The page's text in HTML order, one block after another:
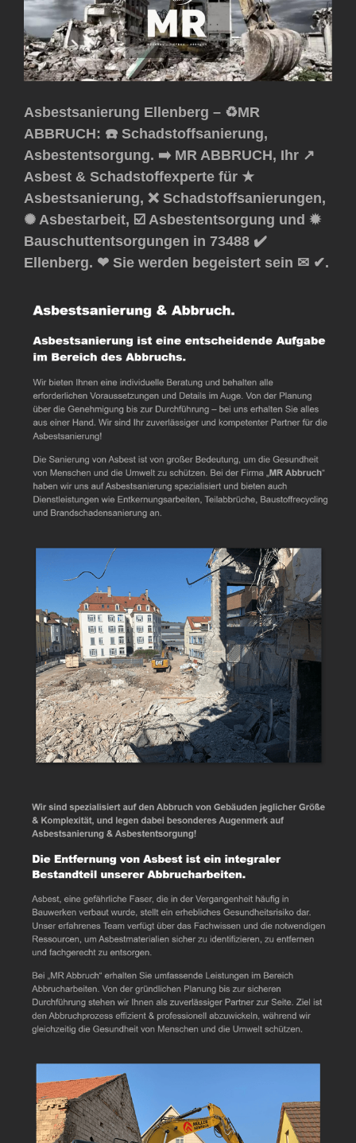
Asbestsanierung Ellenberg – ♻️MR
ABBRUCH: ☎️ Schadstoffsanierung,
Asbestentsorgung. ➡️ MR ABBRUCH, Ihr ↗️
Asbest & Schadstoffexperte für ★
Asbestsanierung, ❌ Schadstoffsanierungen,
✺ Asbestarbeit, ☑️ Asbestentsorgung und ✹
Bauschuttentsorgungen in 73488 ✔️
Ellenberg. ❤ Sie werden begeistert sein ✉ ✔.